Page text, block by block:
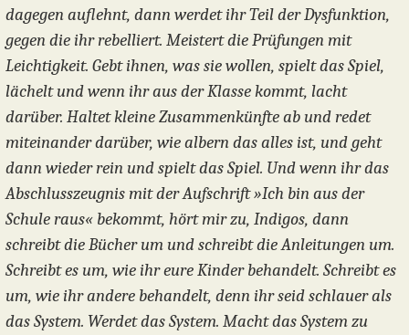
dagegen auflehnt, dann werdet ihr Teil der Dysfunktion,
gegen die ihr rebelliert. Meistert die Prüfungen mit
Leichtigkeit. Gebt ihnen, was sie wollen, spielt das Spiel,
lächelt und wenn ihr aus der Klasse kommt, lacht
darüber. Haltet kleine Zusammenkünfte ab und redet
miteinander darüber, wie albern das alles ist, und geht
dann wieder rein und spielt das Spiel. Und wenn ihr das
Abschlusszeugnis mit der Aufschrift »Ich bin aus der
Schule raus« bekommt, hört mir zu, Indigos, dann
schreibt die Bücher um und schreibt die Anleitungen um.
Schreibt es um, wie ihr eure Kinder behandelt. Schreibt es
um, wie ihr andere behandelt, denn ihr seid schlauer als
das System. Werdet das System. Macht das System zu